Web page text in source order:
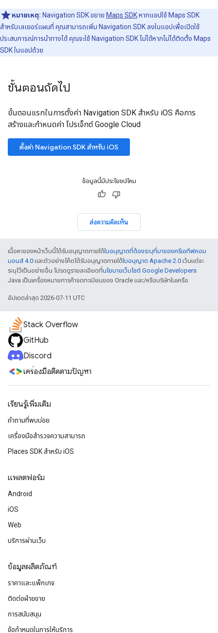
หมายเหตุ: Navigation SDK ขยาย Maps SDKหากแอปใช้ Maps SDK
สำหรับเลเยอร์แผนที่ คุณสามารถเพิ่ม Navigation SDK ลงในแอปเพื่อเปิดใช้
ประสบการณ์การนำทางได้ คุณจะใช้ Navigation SDK ไม่ได้หากไม่ได้ติดตั้ง Maps
SDK ในแอปด้วย
ขั้นตอนถัดไป
ขั้นตอนแรกในการตั้งค่า Navigation SDK สำหรับ iOS คือการ
สร้างและกำหนดค่า โปรเจ็กต์ Google Cloud
ตั้งค่า Navigation SDK สำหรับ iOS
ข้อมูลนี้มีประโยชน์ไหม
ส่งความคิดเห็น
เนื้อหาของหน้าเว็บนี้ได้รับอนุญาตภายใต้ใบอนุญาตที่ต้องระบุที่มาของครีเอทีฟคอม
มอนส์ 4.0 และตัวอย่างโค้ดได้รับอนุญาตภายใต้ใบอนุญาต Apache 2.0 เว้นแต่จะ
ระบุไว้เป็นอย่างอื่น โปรดดูรายละเอียดที่นโยบายเว็บไซต์ Google Developers
Java เป็นเครื่องหมายการค้าจดทะเบียนของ Oracle และ/หรือบริษัทในเครือ
อัปเดตล่าสุด 2026-07-11 UTC
Stack Overflow
GitHub
Discord
เครื่องมือติดตามปัญหา
เรียนรู้เพิ่มเติม
คำถามที่พบบ่อย
เครื่องมือสำรวจความสามารถ
Places SDK สำหรับ iOS
แพลตฟอร์ม
Android
iOS
Web
บริการผ่านเว็บ
ข้อมูลผลิตภัณฑ์
ราคาและแพ็กเกจ
ติดต่อฝ่ายขาย
การสนับสนุน
ข้อกำหนดในการให้บริการ